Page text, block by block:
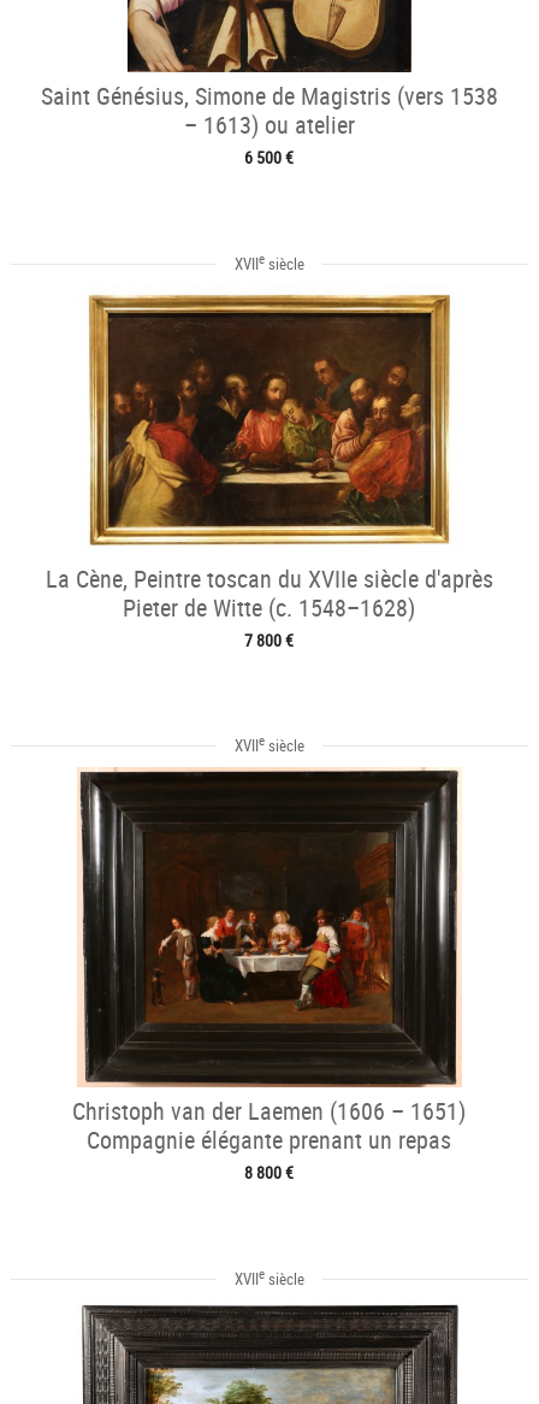
Saint Génésius, Simone de Magistris (vers 1538
– 1613) ou atelier
6 500 €
XVIIesiècle
La Cène, Peintre toscan du XVIIe siècle d'après
Pieter de Witte (c. 1548–1628)
7 800 €
XVIIesiècle
Christoph van der Laemen (1606 – 1651)
Compagnie élégante prenant un repas
8 800 €
XVIIesiècle